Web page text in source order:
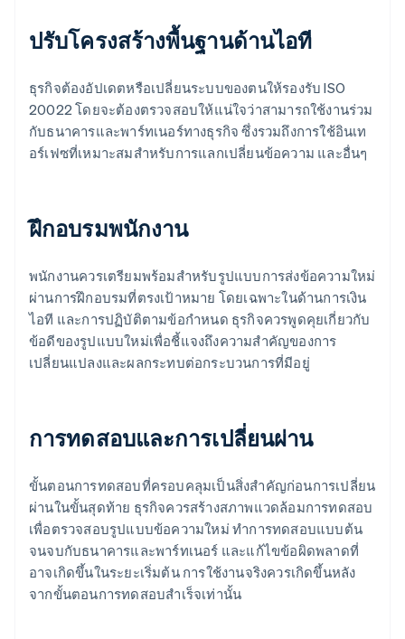
ปรับโครงสร้างพื้นฐานด้านไอที
ธุรกิจต้องอัปเดตหรือเปลี่ยนระบบของตนให้รองรับ ISO
20022 โดยจะต้องตรวจสอบให้แน่ใจว่าสามารถใช้งานร่วม
กับธนาคารและพาร์ทเนอร์ทางธุรกิจ ซึ่งรวมถึงการใช้อินเท
อร์เฟซที่เหมาะสมสําหรับการแลกเปลี่ยนข้อความ และอื่นๆ
ฝึกอบรมพนักงาน
พนักงานควรเตรียมพร้อมสําหรับรูปแบบการส่งข้อความใหม่
ผ่านการฝึกอบรมที่ตรงเป้าหมาย โดยเฉพาะในด้านการเงิน
ไอที และการปฏิบัติตามข้อกําหนด ธุรกิจควรพูดคุยเกี่ยวกับ
ข้อดีของรูปแบบใหม่เพื่อชี้แจงถึงความสําคัญของการ
เปลี่ยนแปลงและผลกระทบต่อกระบวนการที่มีอยู่
การทดสอบและการเปลี่ยนผ่าน
ขั้นตอนการทดสอบที่ครอบคลุมเป็นสิ่งสําคัญก่อนการเปลี่ยน
ผ่านในขั้นสุดท้าย ธุรกิจควรสร้างสภาพแวดล้อมการทดสอบ
เพื่อตรวจสอบรูปแบบข้อความใหม่ ทําการทดสอบแบบต้น
จนจบกับธนาคารและพาร์ทเนอร์ และแก้ไขข้อผิดพลาดที่
อาจเกิดขึ้นในระยะเริ่มต้น การใช้งานจริงควรเกิดขึ้นหลัง
จากขั้นตอนการทดสอบสําเร็จเท่านั้น